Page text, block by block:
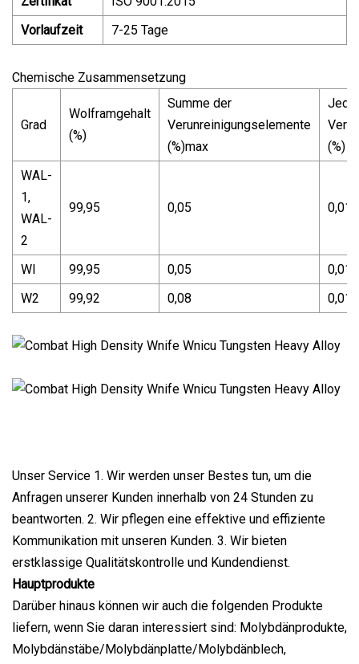
Vorlaufzeit
7-25 Tage
Chemische Zusammensetzung
Grad
Wolframgehalt
(%)
Summe der
Verunreinigungselemente
(%)max
(%)
WAL-
1,
WAL-
2
99,95 0,05 0,01
WI 99,95 0,05
0,01
W2
99,92 0,08 0,01
Unser Service 1. Wir werden unser Bestes tun, um die
Anfragen unserer Kunden innerhalb von 24 Stunden zu
beantworten. 2. Wir pflegen eine effektive und effiziente
Kommunikation mit unseren Kunden. 3. Wir bieten
erstklassige Qualitätskontrolle und Kundendienst.
Hauptprodukte
Darüber hinaus können wir auch die folgenden Produkte
liefern, wenn Sie daran interessiert sind: Molybdänprodukte,
Molybdänstäbe/Molybdänplatte/Molybdänblech,